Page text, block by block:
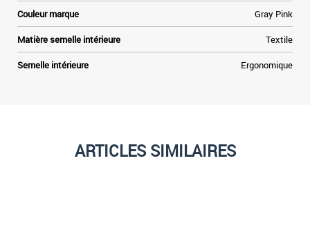
Couleur marque Gray Pink
Matière semelle intérieure Textile
Semelle intérieure Ergonomique
ARTICLES SIMILAIRES